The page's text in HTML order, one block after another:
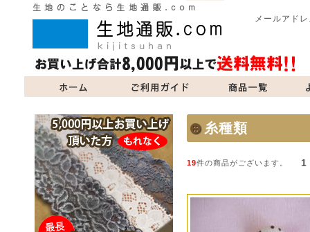
メールアド
よくあるご質問 当サイトについて お問い合
糸種類
19件の商品がございます。 1